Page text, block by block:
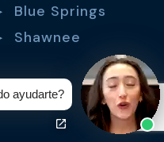
Blue Springs
Shawnee
ayudarte?